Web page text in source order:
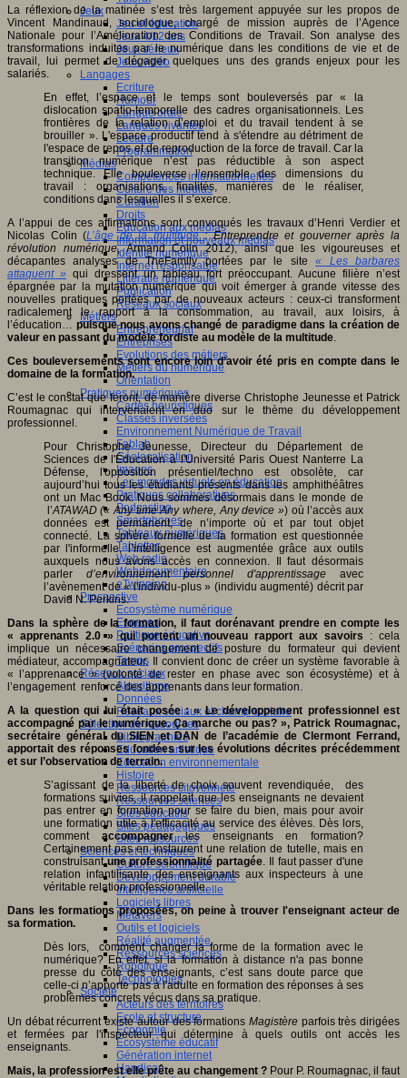
Jeux
Jeu et éducation
Jeux 4/12 ans
Jeux sérieux
Jeux vidéo
Langages
Ecriture
Humour
Langue orale
Langues vivantes
Lecture
Programmation
Médias
Compétences informationnelles
Culture des médias
Curation
Droits
Education aux médias
Information et nouveaux médias
Identité numérique
Internet responsable
Littératie numérique
Publication
Réseaux sociaux
Métiers
Entrepreneuriat
Entreprises
Evolutions des métiers
Métiers du numérique
Orientation
Pratiques numériques
Cartes heuristiques
Classes inversées
Environnement Numérique de Travail
Fablab
Géolocalisation
Images
Les mondes virtuels en éducation
Pratiques collaboratives
Podcasting
Smartphones
Tableaux numériques
Tablettes
Web radio
Webdocumentaire
eTwinning
Prospective
Ecosystème numérique
Espaces
Politique éducative
Scénarios prospectifs
Temps
Réseaux sociaux
Algorithme
Données
Réseaux sociaux et champ scolaire
Sélection de ressources
Bibliographies
Education artistique
Education environnementale
Histoire
Ressources citoyenneté
Ressources sciences
Sites éducatifs
Sites pédagogiques
Sites ressources
Sciences et techniques
Culture scientifique
Développement durable
Intelligence artificielle
Logiciels libres
Métavers
Outils et logiciels
Réalité augmentée
Ressources sciences
Robotique
Technologies
Société
Acteurs des territoires
Ecole et structure
Economie
Ecosystème éducatif
Génération internet
Handicap
La réflexion de la matinée s’est très largement appuyée sur les propos de
Vincent Mandinaud, sociologue, chargé de mission auprès de l’Agence
Nationale pour l’Amélioration des Conditions de Travail. Son analyse des
transformations induites par le numérique dans les conditions de vie et de
travail, lui permet de dégager quelques uns des grands enjeux pour les
salariés.
En effet, l’espace et le temps sont bouleversés par « la
dislocation spatio-temporelle des cadres organisationnels. Les
frontières de la relation d’emploi et du travail tendent à se
brouiller ». L'espace productif tend à s'étendre au détriment de
l'espace de repos et de reproduction de la force de travail. Car la
transition numérique n’est pas réductible à son aspect
technique. Elle bouleverse l’ensemble des dimensions du
travail : organisations, finalités, manières de le réaliser,
conditions dans lesquelles il s’exerce.
A l’appui de ces affirmations sont convoqués les travaux d’Henri Verdier et
Nicolas Colin (L’âge de la multitude: Entreprendre et gouverner après la
révolution numérique, Armand Colin 2012), ainsi que les vigoureuses et
décapantes analyses de TheFamily portées par le site« Les barbares
attaquent » qui dressent un tableau fort préoccupant. Aucune filière n’est
épargnée par la mutation numérique qui voit émerger à grande vitesse des
nouvelles pratiques portées par de nouveaux acteurs : ceux-ci transforment
radicalement le rapport à la consommation, au travail, aux loisirs, à
l’éducation… puisque nous avons changé de paradigme dans la création de
valeur en passant du modèle fordiste au modèle de la multitude.
Ces bouleversements sont encore loin d’avoir été pris en compte dans le
domaine de la formation.
C’est le constat que feront, de manière diverse Christophe Jeunesse et Patrick
Roumagnac qui intervenaient en duo sur le thème du développement
professionnel.
Pour Christophe Jeunesse, Directeur du Département de
Sciences de l'Éducation à l'Université Paris Ouest Nanterre La
Défense, l'opposition présentiel/techno est obsolète, car
aujourd’hui tous les étudiants présents dans les amphithéâtres
ont un Mac Book. Nous sommes désormais dans le monde de
l’ATAWAD (« Any time Any where, Any device ») où l’accès aux
données est permanent, de n’importe où et par tout objet
connecté. La sphère formelle de la formation est questionnée
par l'informelle, l’intelligence est augmentée grâce aux outils
auxquels nous avons accès en connexion. Il faut désormais
parler d’environnement personnel d'apprentissage avec
l’avènement de « l'individu-plus » (individu augmenté) décrit par
David N. Perkins.
Dans la sphère de la formation, il faut dorénavant prendre en compte les
« apprenants 2.0 » qui portent un nouveau rapport aux savoirs : cela
implique un nécessaire changement de posture du formateur qui devient
médiateur, accompagnateur. Il convient donc de créer un système favorable à
« l’apprenance » (volonté de rester en phase avec son écosystème) et à
l’engagement renforcé des apprenants dans leur formation.
A la question qui lui était posée : « Le développement professionnel est
accompagné par le numérique. Ça marche ou pas? », Patrick Roumagnac,
secrétaire général du SIEN et DAN de l’académie de Clermont Ferrand,
apportait des réponses fondées sur les évolutions décrites précédemment
et sur l’observation de terrain.
S’agissant de la liberté de choix souvent revendiquée, des
formations suivies, il rappelait que les enseignants ne devaient
pas entrer en formation pour se faire du bien, mais pour avoir
une formation utile à l'efficacité au service des élèves. Dès lors,
comment accompagnerles enseignants en formation?
Certainement pas en instaurent une relation de tutelle, mais en
construisantune professionnalité partagée. Il faut passer d'une
relation infantilisante des enseignants aux inspecteurs à une
véritable relation professionnelle.
Dans les formations proposées, on peine à trouver l'enseignant acteur de
sa formation.
Dès lors, comment changer la forme de la formation avec le
numérique? En effet, si la formation à distance n'a pas bonne
presse du côté des enseignants, c’est sans doute parce que
celle-ci n’apporte pas à l'adulte en formation des réponses à ses
problèmes concrets vécus dans sa pratique.
Un débat récurrent existe autour des formations Magistèreparfois très dirigées
et fermées par l'inspecteur qui détermine à quels outils ont accès les
enseignants.
Mais, la profession est elle prête au changement ?Pour P. Roumagnac, il faut